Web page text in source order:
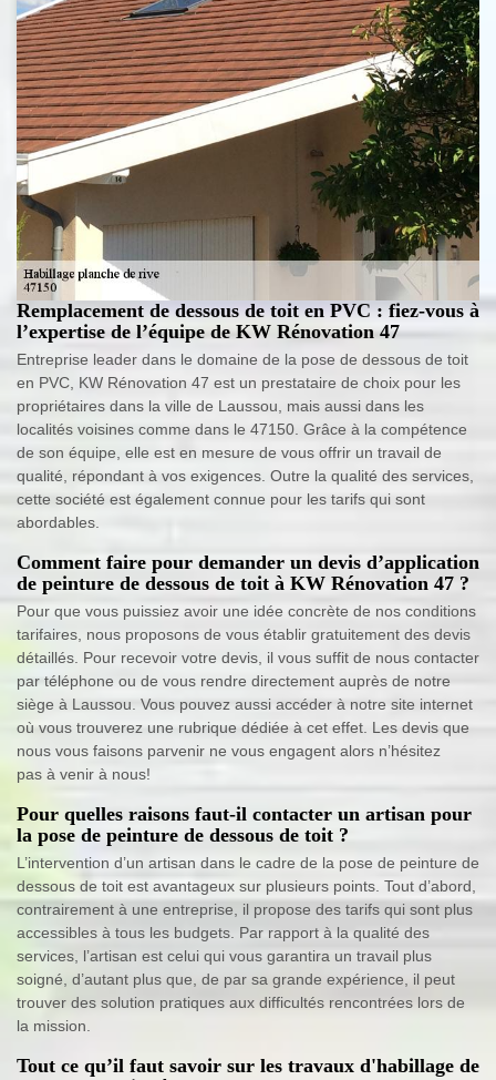
Remplacement de dessous de toit en PVC : fiez-vous à
l’expertise de l’équipe de KW Rénovation 47
Entreprise leader dans le domaine de la pose de dessous de toit
en PVC, KW Rénovation 47 est un prestataire de choix pour les
propriétaires dans la ville de Laussou, mais aussi dans les
localités voisines comme dans le 47150. Grâce à la compétence
de son équipe, elle est en mesure de vous offrir un travail de
qualité, répondant à vos exigences. Outre la qualité des services,
cette société est également connue pour les tarifs qui sont
abordables.
Comment faire pour demander un devis d’application
de peinture de dessous de toit à KW Rénovation 47 ?
Pour que vous puissiez avoir une idée concrète de nos conditions
tarifaires, nous proposons de vous établir gratuitement des devis
détaillés. Pour recevoir votre devis, il vous suffit de nous contacter
par téléphone ou de vous rendre directement auprès de notre
siège à Laussou. Vous pouvez aussi accéder à notre site internet
où vous trouverez une rubrique dédiée à cet effet. Les devis que
nous vous faisons parvenir ne vous engagent alors n’hésitez
pas à venir à nous!
Pour quelles raisons faut-il contacter un artisan pour
la pose de peinture de dessous de toit ?
L’intervention d’un artisan dans le cadre de la pose de peinture de
dessous de toit est avantageux sur plusieurs points. Tout d’abord,
contrairement à une entreprise, il propose des tarifs qui sont plus
accessibles à tous les budgets. Par rapport à la qualité des
services, l’artisan est celui qui vous garantira un travail plus
soigné, d’autant plus que, de par sa grande expérience, il peut
trouver des solution pratiques aux difficultés rencontrées lors de
la mission.
Tout ce qu’il faut savoir sur les travaux d'habillage de